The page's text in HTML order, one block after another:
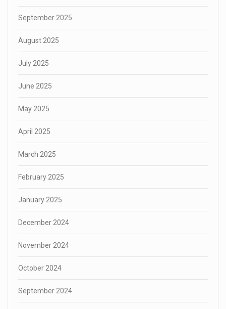
September 2025
August 2025
July 2025
June 2025
May 2025
April 2025
March 2025
February 2025
January 2025
December 2024
November 2024
October 2024
September 2024